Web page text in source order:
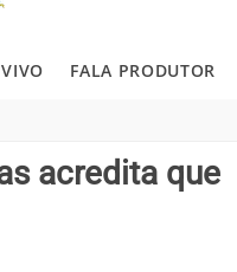
FALA PRODUTOR
acredita que